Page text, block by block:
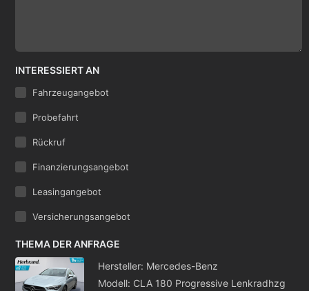
INTERESSIERT AN
Fahrzeugangebot
Probefahrt
Rückruf
Finanzierungsangebot
Leasingangebot
Versicherungsangebot
THEMA DER ANFRAGE
Hersteller: Mercedes-Benz
Modell: CLA 180 Progressive Lenkradhzg